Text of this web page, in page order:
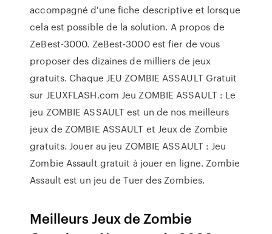
accompagné d'une fiche descriptive et lorsque
cela est possible de la solution. A propos de
ZeBest-3000. ZeBest-3000 est fier de vous
proposer des dizaines de milliers de jeux
gratuits. Chaque JEU ZOMBIE ASSAULT Gratuit
sur JEUXFLASH.com Jeu ZOMBIE ASSAULT : Le
jeu ZOMBIE ASSAULT est un de nos meilleurs
jeux de ZOMBIE ASSAULT et Jeux de Zombie
gratuits. Jouer au jeu ZOMBIE ASSAULT : Jeu
Zombie Assault gratuit à jouer en ligne. Zombie
Assault est un jeu de Tuer des Zombies.
Meilleurs Jeux de Zombie